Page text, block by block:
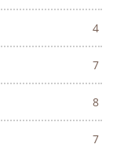
4
7
8
7